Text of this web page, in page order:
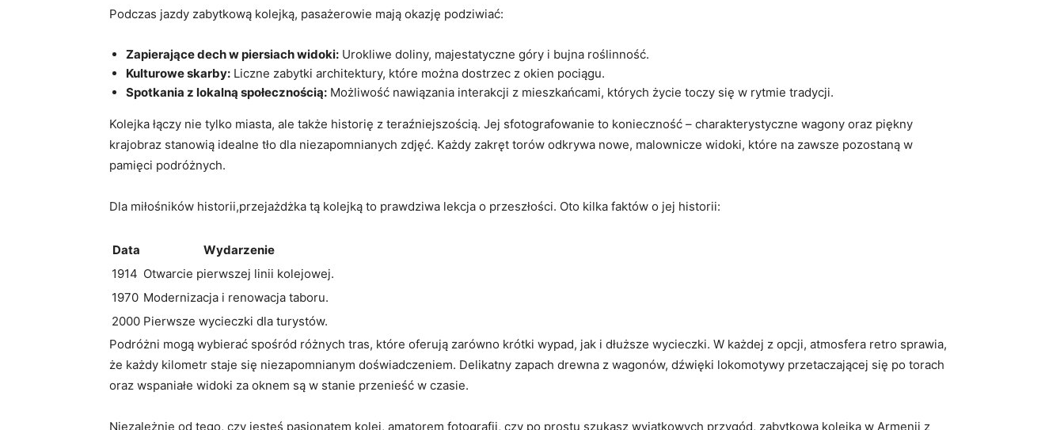
Podczas ‌jazdy zabytkową kolejką, pasażerowie⁣ mają okazję‍ podziwiać:
Zapierające dech w ‍piersiach widoki: Urokliwe doliny, majestatyczne góry i bujna roślinność.
Kulturowe skarby: Liczne zabytki ⁢architektury, które można dostrzec z okien pociągu.
Spotkania z lokalną ‌społecznością: Możliwość nawiązania ⁣interakcji z mieszkańcami, których życie toczy się w ​rytmie ‌tradycji.
Kolejka ⁤łączy nie tylko miasta, ale także historię​ z​ teraźniejszością.‍ Jej sfotografowanie to konieczność – charakterystyczne wagony oraz piękny
krajobraz stanowią idealne tło dla‍ niezapomnianych zdjęć.‍ Każdy zakręt⁤ torów odkrywa ‌nowe,⁤ malownicze widoki, które ​na zawsze pozostaną w⁢
pamięci podróżnych.
Dla miłośników ⁤historii,przejażdżka tą kolejką to‍ prawdziwa lekcja o ‌przeszłości.⁣ Oto kilka faktów o jej historii:
Data
Wydarzenie
1914 Otwarcie pierwszej linii kolejowej.
1970 Modernizacja i renowacja taboru.
2000 Pierwsze wycieczki ⁣dla⁤ turystów.
Podróżni mogą wybierać spośród różnych ⁢tras, które oferują ‍zarówno krótki wypad,‍ jak ⁣i dłuższe wycieczki. W⁣ każdej ⁣z‌ opcji,⁤ atmosfera‌ retro sprawia,
że każdy kilometr⁤ staje się niezapomnianym‌ doświadczeniem. Delikatny zapach drewna z wagonów, dźwięki lokomotywy przetaczającej się po torach
oraz wspaniałe widoki za​ oknem są ​w stanie przenieść w czasie.
Niezależnie od tego, ​czy jesteś pasjonatem kolei, amatorem fotografii, czy po prostu szukasz⁣ wyjątkowych przygód, zabytkowa kolejka w Armenii⁢ z